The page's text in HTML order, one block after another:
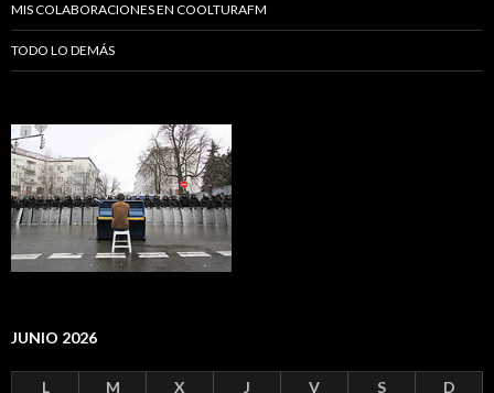
MIS COLABORACIONES EN COOLTURAFM
TODO LO DEMÁS
JUNIO 2026
L M X J V S D